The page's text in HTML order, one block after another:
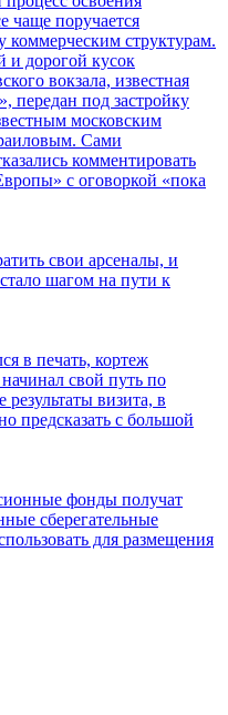
чаще поручается
структурам.
и дорогой кусок
вокзала, известная
передан под застройку
московским
Сами
комментировать
с оговоркой «пока
свои арсеналы, и
шагом на пути к
в печать, кортеж
свой путь по
визита, в
предсказать с большой
фонды получат
сберегательные
для размещения